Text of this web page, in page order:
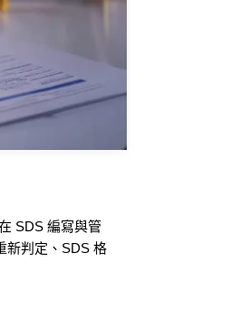
SDS 編寫與管
新判定、SDS 格
應的實務建